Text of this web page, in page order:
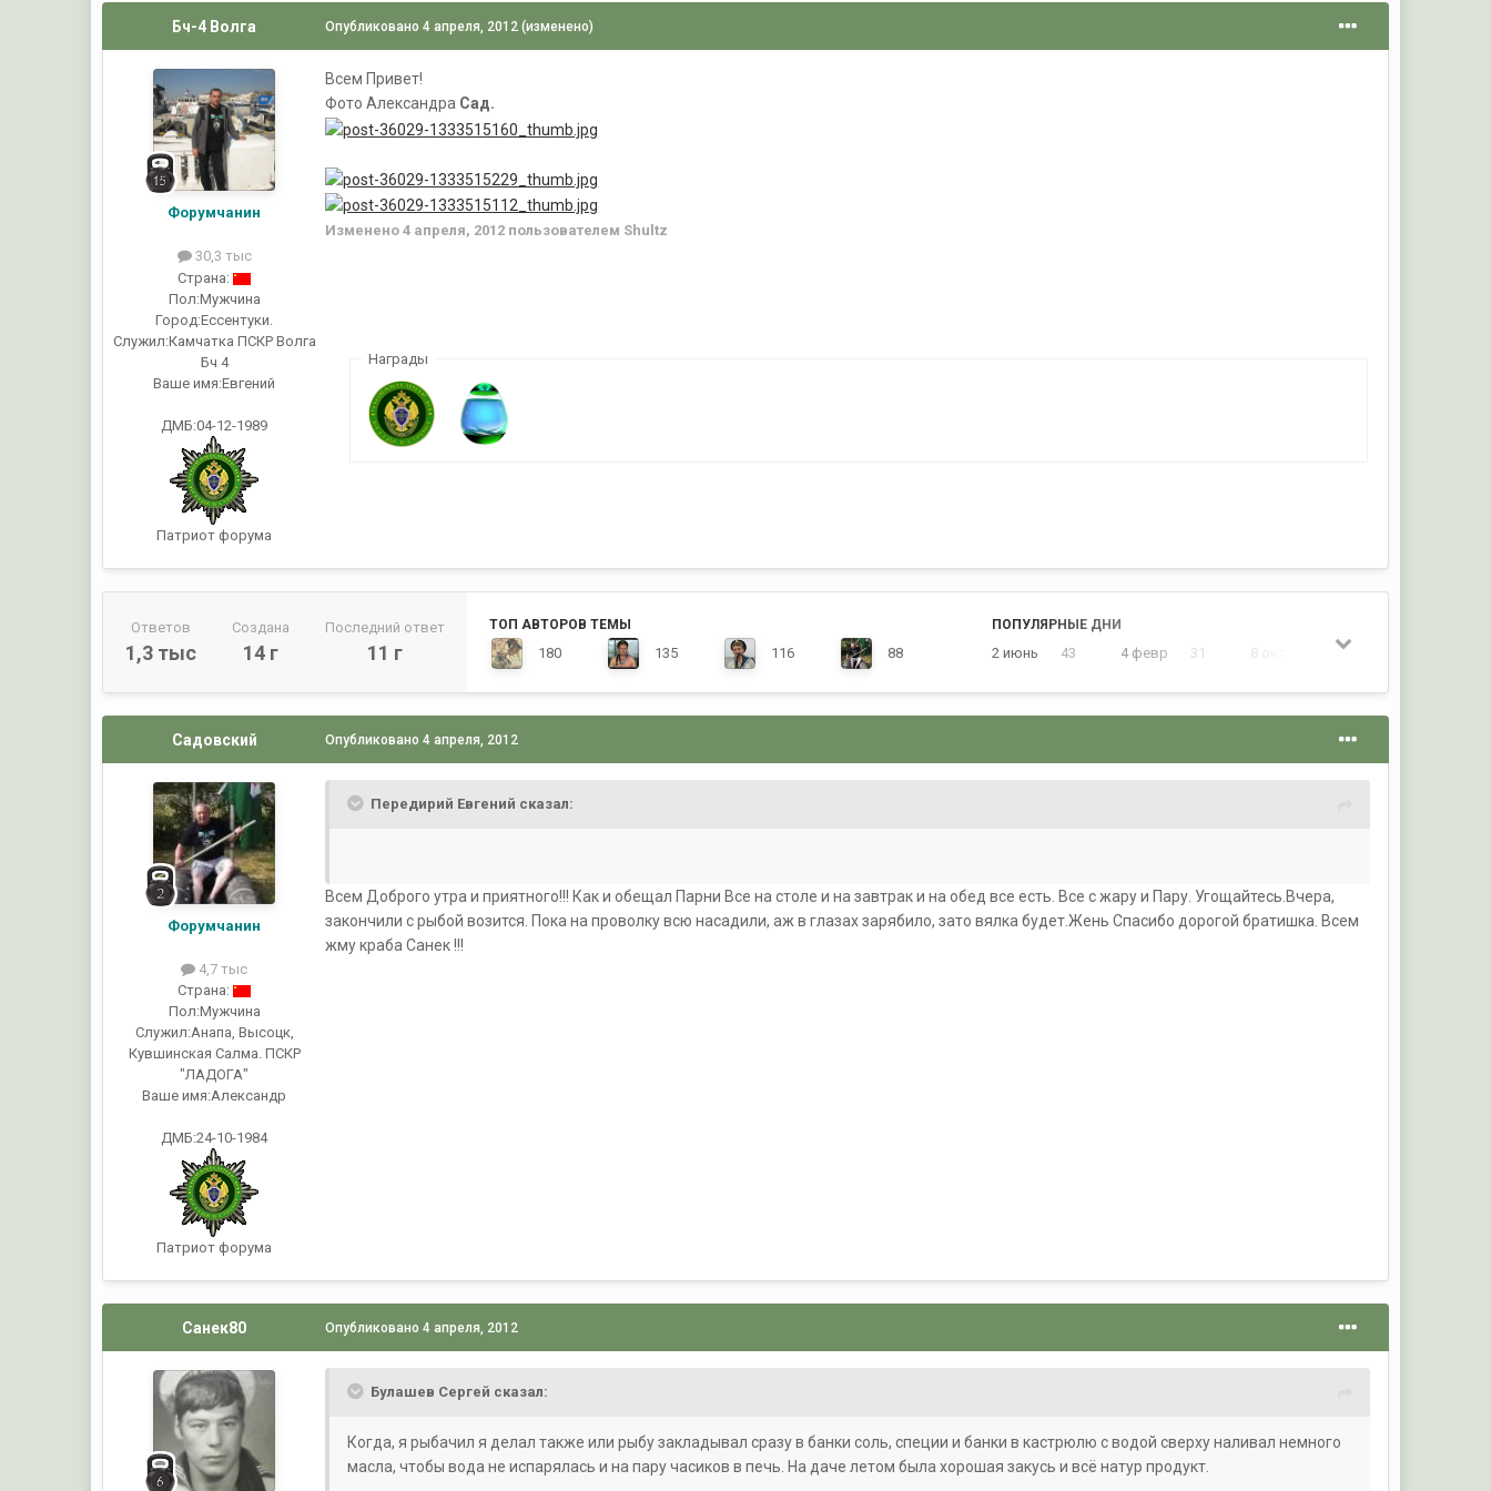
Бч-4 Волга
Форумчанин
30,3 тыс
Страна:
Пол:Мужчина
Город:Ессентуки.
Служил:Камчатка ПСКР Волга
Бч 4
Ваше имя:Евгений
ДМБ:04-12-1989
Патриот форума
Опубликовано4 апреля, 2012 (изменено)
Всем Привет!
Фото Александра Сад.
Изменено4 апреля, 2012 пользователем Shultz
Награды
Ответов
1,3 тыс
Создана
14 г
Последний ответ
11 г
ТОП АВТОРОВ ТЕМЫ
180 135 116 88
ПОПУЛЯРНЫЕ ДНИ
2 июнь 43 4 февр 31 8 окт
Садовский
Форумчанин
4,7 тыс
Страна:
Пол:Мужчина
Служил:Анапа, Высоцк,
Кувшинская Салма. ПСКР
"ЛАДОГА"
Ваше имя:Александр
ДМБ:24-10-1984
Патриот форума
Опубликовано4 апреля, 2012
Передирий Евгений сказал:
Всем Доброго утра и приятного!!! Как и обещал Парни Все на столе и на завтрак и на обед все есть. Все с жару и Пару. Угощайтесь.Вчера,
закончили с рыбой возится. Пока на проволку всю насадили, аж в глазах зарябило, зато вялка будет.Жень Спасибо дорогой братишка. Всем
жму краба Санек !!!
Санек80 Опубликовано4 апреля, 2012
Булашев Сергей сказал:
Когда, я рыбачил я делал также или рыбу закладывал сразу в банки соль, специи и банки в кастрюлю с водой сверху наливал немного
масла, чтобы вода не испарялась и на пару часиков в печь. На даче летом была хорошая закусь и всё натур продукт.